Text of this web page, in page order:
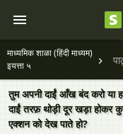
माध्यमिक शाळा (हिंदी माध्यम)
इयत्ता ५
तुम अपनी दाईं आँख बंद करो या
दाईं तरफ़ थोड़ी दूर खड़ा होकर
एक्शन को देख पाते हो?